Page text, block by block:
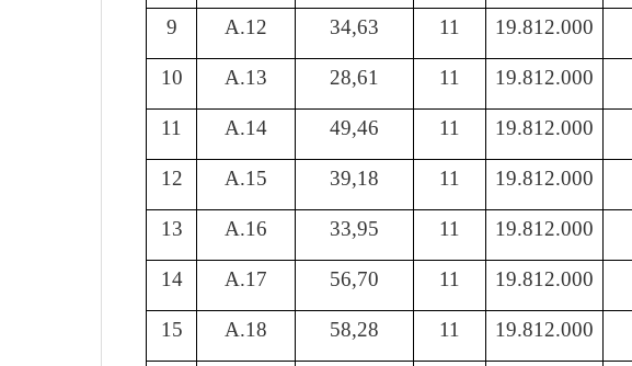
9 A.12 34,63 11 19.812.000
10 A.13 28,61 11 19.812.000
11 A.14 49,46 11 19.812.000
1 2 A.15 39,18 11 19.812.000
1 3 A.16 33,95 11 19.812.000
14 A.17 56,70 11 19.812.000
1 5 A.18 58,28 11 19.812.000